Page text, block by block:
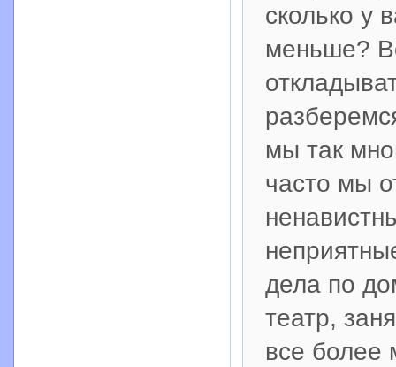
сколько у
меньше?
мы так
часто мы
дела по
театр,
все более